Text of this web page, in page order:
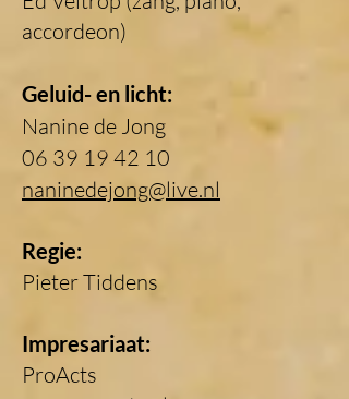
accordeon)
Geluid- en licht:
Nanine de Jong
06 39 19 42 10
naninedejong@live.nl
Regie:
Pieter Tiddens
Impresariaat:
ProActs